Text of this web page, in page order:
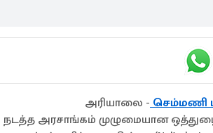
அரியாலை - செம்மணி
அரசாங்கம் முழுமையான